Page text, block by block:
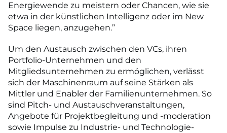
Energiewende zu meistern oder Chancen, wie sie
etwa in der künstlichen Intelligenz oder im New
Space liegen, anzugehen.”
Um den Austausch zwischen den VCs, ihren
Portfolio-Unternehmen und den
Mitgliedsunternehmen zu ermöglichen, verlässt
sich der Maschinenraum auf seine Stärken als
Mittler und Enabler der Familienunternehmen. So
sind Pitch- und Austauschveranstaltungen,
Angebote für Projektbegleitung und -moderation
sowie Impulse zu Industrie- und Technologie-